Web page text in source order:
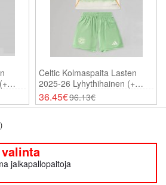
Celtic Kolmaspaita Lasten
2025-26 Lyhythihainen (+
Shortsit)
36.45€96.13€
jalkapallopaitoja